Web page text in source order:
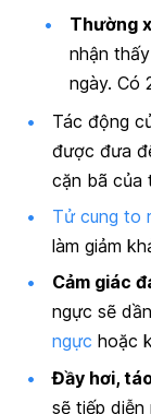
Thường
nhận
ngày. Có
Tác động
được đưa
cặn bã của
Tử cung to
làm giảm
Cảm giác
ngực sẽ
ngực hoặc
Đầy hơi,
sẽ tiếp